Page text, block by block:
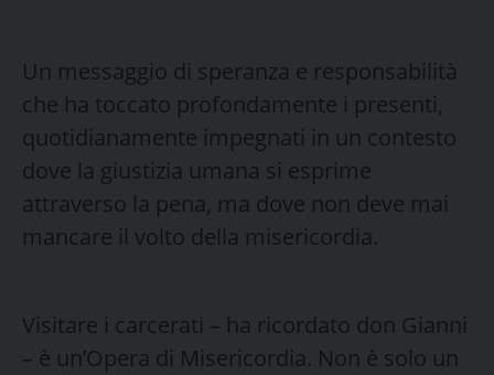
Un messaggio di speranza e responsabilità
che ha toccato profondamente i presenti,
quotidianamente impegnati in un contesto
dove la giustizia umana si esprime
attraverso la pena, ma dove non deve mai
mancare il volto della misericordia.
Visitare i carcerati – ha ricordato don Gianni
– è un’Opera di Misericordia. Non è solo un